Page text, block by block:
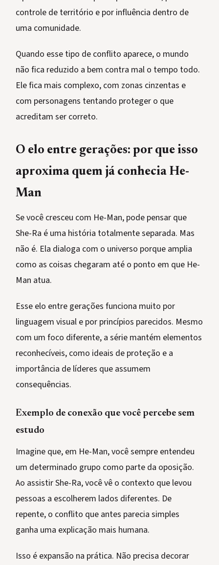
controle de território e por influência dentro de
uma comunidade.
Quando esse tipo de conflito aparece, o mundo
não fica reduzido a bem contra mal o tempo todo.
Ele fica mais complexo, com zonas cinzentas e
com personagens tentando proteger o que
acreditam ser correto.
O elo entre gerações: por que isso
aproxima quem já conhecia He-
Man
Se você cresceu com He-Man, pode pensar que
She-Ra é uma história totalmente separada. Mas
não é. Ela dialoga com o universo porque amplia
como as coisas chegaram até o ponto em que He-
Man atua.
Esse elo entre gerações funciona muito por
linguagem visual e por princípios parecidos. Mesmo
com um foco diferente, a série mantém elementos
reconhecíveis, como ideais de proteção e a
importância de líderes que assumem
consequências.
Exemplo de conexão que você percebe sem
estudo
Imagine que, em He-Man, você sempre entendeu
um determinado grupo como parte da oposição.
Ao assistir She-Ra, você vê o contexto que levou
pessoas a escolherem lados diferentes. De
repente, o conflito que antes parecia simples
ganha uma explicação mais humana.
Isso é expansão na prática. Não precisa decorar